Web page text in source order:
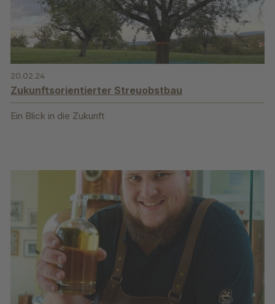
20.02.24
Zukunftsorientierter Streuobstbau
Ein Blick in die Zukunft